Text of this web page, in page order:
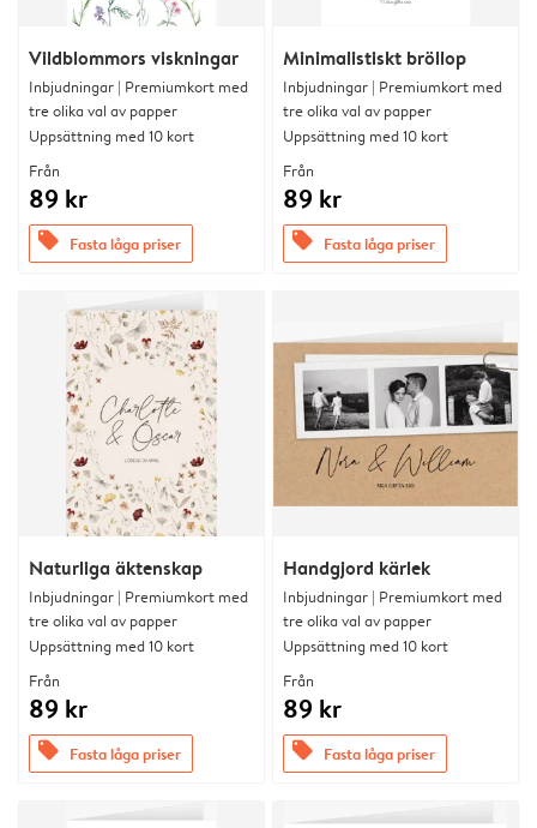
Vildblommors viskningar
Inbjudningar | Premiumkort med
tre olika val av papper
Uppsättning med 10 kort
Från
89 kr
offers Fasta låga priser
Minimalistiskt bröllop
Inbjudningar | Premiumkort med
tre olika val av papper
Uppsättning med 10 kort
Från
89 kr
offers Fasta låga priser
Naturliga äktenskap
Inbjudningar | Premiumkort med
tre olika val av papper
Uppsättning med 10 kort
Från
89 kr
offers Fasta låga priser
Handgjord kärlek
Inbjudningar | Premiumkort med
tre olika val av papper
Uppsättning med 10 kort
Från
89 kr
offers Fasta låga priser